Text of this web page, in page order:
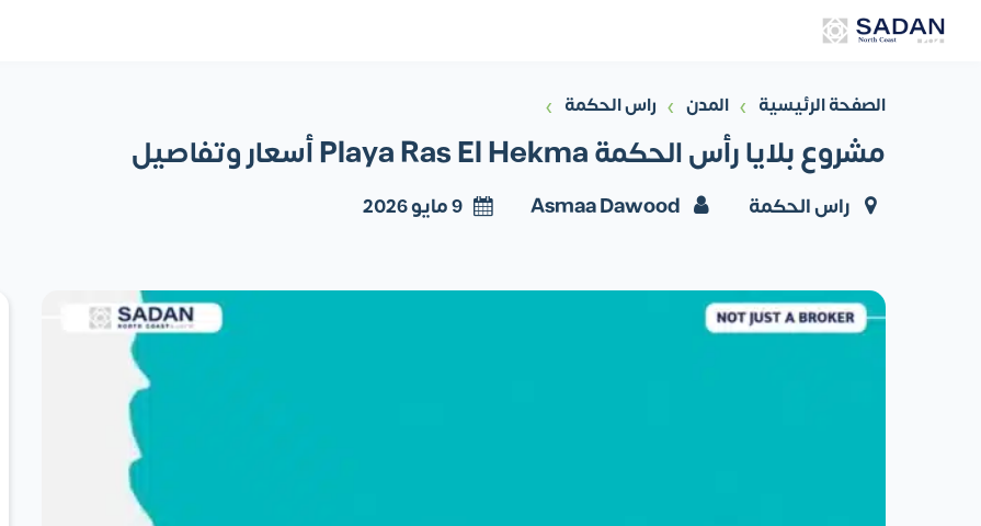
الصفحة الرئيسية › المدن › راس الحكمة ›
مشروع بلايا رأس الحكمة Playa Ras El Hekma أسعار وتفاصيل
راس الحكمة Asmaa Dawood 9 مايو 2026